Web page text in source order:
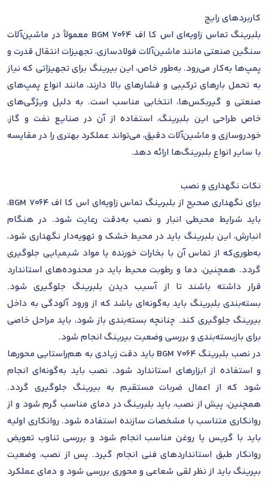
کاربردهای رایج
بلبرینگ تماس زاویه‌ای اس کا اف 7064 BGM معمولاً در ماشین‌آلات
سنگین صنعتی مانند ماشین‌آلات فولادسازی، تجهیزات انتقال قدرت و
پمپ‌ها به‌کار می‌رود. به‌طور خاص، این بیرینگ برای تجهیزاتی که نیاز
به تحمل بارهای ترکیبی و فشارهای بالا دارند، مانند انواع پمپ‌های
صنعتی و گیربکس‌ها، انتخابی مناسب است. به دلیل ویژگی‌های
خاص طراحی این بلبرینگ، استفاده از آن در صنایع نفت و گاز،
خودروسازی و ماشین‌آلات دقیق، می‌تواند عملکرد بهتری را در مقایسه
با سایر انواع بلبرینگ‌ها ارائه دهد.
نکات نگهداری و نصب
برای نگهداری صحیح از بلبرینگ تماس زاویه‌ای اس کا اف 7064 BGM،
باید شرایط محیطی انبار و نصب به‌دقت رعایت شود. در هنگام
انبارش، این بلبرینگ باید در محیط خشک و تهویه‌دار نگهداری شود،
به‌طوری‌که از تماس آن با بخارات خورنده یا مواد شیمیایی جلوگیری
گردد. همچنین، دما و رطوبت محیط باید در محدوده‌های استاندارد
قرار داشته باشند تا از آسیب دیدن بلبرینگ جلوگیری شود.
بسته‌بندی بلبرینگ باید به‌گونه‌ای باشد که از ورود آلودگی به داخل
بیرینگ جلوگیری کند. چنانچه بسته‌بندی باز شود، باید مراحل خاصی
برای بازبسته‌بندی و بررسی وضعیت بیرینگ انجام شود.
در نصب بلبرینگ 7064 BGM باید دقت زیادی به هم‌راستایی محورها
و استفاده از ابزارهای استاندارد شود. نصب باید به‌گونه‌ای انجام
شود که از اعمال ضربات مستقیم به بیرینگ جلوگیری گردد.
همچنین، پیش از نصب، باید بلبرینگ در دمای مناسب گرم شود و از
روانکاری متناسب با مشخصات سازنده استفاده شود. روانکاری اولیه
باید با گریس یا روغن مناسب انجام شود و بررسی تناوب تعویض
روانکار طبق استانداردهای فنی انجام گیرد. پس از نصب، وضعیت
بیرینگ باید از نظر لقی شعاعی و محوری بررسی شود و دمای عملکرد